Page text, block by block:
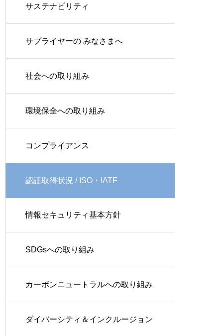
サステナビリティ
サプライヤーの みなさまへ
社会への取り組み
環境保全への取り組み
コンプライアンス
認証取得状況 / ISO・IATF
情報セキュリティ基本方針
SDGsへの取り組み
カーボンニュートラルへの取り組み
ダイバーシティ＆インクルージョン